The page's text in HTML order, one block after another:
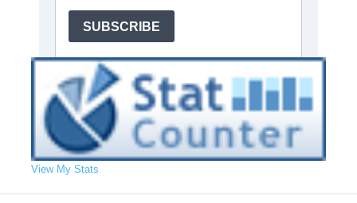
View My Stats